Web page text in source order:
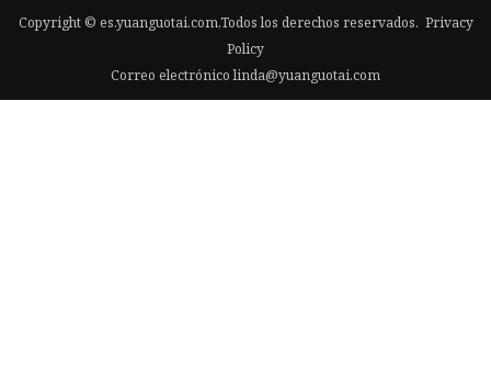
Copyright © es.yuanguotai.com,Todos los derechos reservados. Privacy
Policy
Correo electrónicolinda@yuanguotai.com